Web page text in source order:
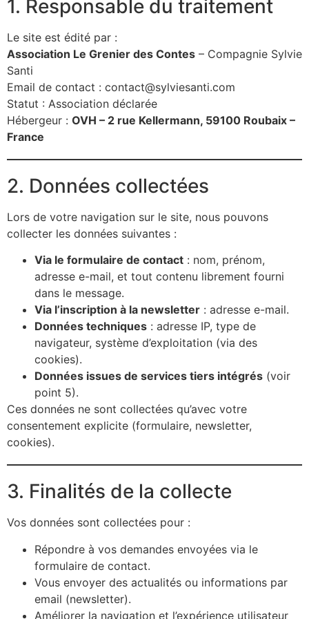
1. Responsable du traitement
Le site est édité par :
Association Le Grenier des Contes – Compagnie Sylvie
Santi
Email de contact : contact@sylviesanti.com
Statut : Association déclarée
Hébergeur : OVH – 2 rue Kellermann, 59100 Roubaix –
France
2. Données collectées
Lors de votre navigation sur le site, nous pouvons
collecter les données suivantes :
Via le formulaire de contact : nom, prénom,
adresse e-mail, et tout contenu librement fourni
dans le message.
Via l’inscription à la newsletter : adresse e-mail.
Données techniques : adresse IP, type de
navigateur, système d’exploitation (via des
cookies).
Données issues de services tiers intégrés (voir
point 5).
Ces données ne sont collectées qu’avec votre
consentement explicite (formulaire, newsletter,
cookies).
3. Finalités de la collecte
Vos données sont collectées pour :
Répondre à vos demandes envoyées via le
formulaire de contact.
Vous envoyer des actualités ou informations par
email (newsletter).
Améliorer la navigation et l’expérience utilisateur